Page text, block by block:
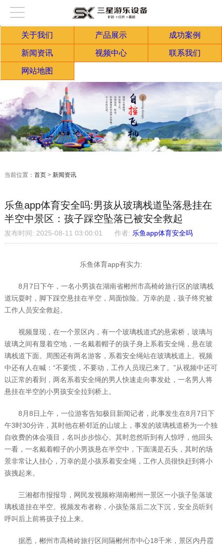
关于我们 产品展示 成功案例
新闻资讯 视频中心 联系我们
网站地图
当前位置： 首页> 新闻资讯
乐鱼app体育安全吗:男孩从玻璃栈道坠落悬挂在
半空中景区：孩子踩空坠落已被安全救起
发布时间: 2025-08-11 03:00:01 作者: 乐鱼app体育安全吗
乐鱼体育app有实力:
8月7日下午，一名小男孩在湖南省郴州市高椅岭旅行区的玻璃栈
道玩耍时，脚下踩空悬挂在半空，局面惊险。万幸的是，孩子终究被
工作人员安全救起。
视频显现，在一个景区内，有一个玻璃栈道式的悬索桥，玻璃与
玻璃之间有显着空地，一名戴着帽子的孩子身上系着安全绳，悬在玻
璃栈道下面。周围还有两名游客，系着安全绳站在玻璃栈道上。视频
中还有人在喊：“不要慌，不要动，工作人员现已来了。”从视频中还可
以正常的看到，两名系着安全绳的男人快速走向事发处，一名男人将
悬挂在半空的小男孩安全拉到桥上。
8月8日上午，一位游客告知极目新闻记者，此事发生在8月7日下
午3时30分许，其时他在桥邻近的山坡上，事发的玻璃栈道桥为一个独
自收费的体会项目，名叫步步惊心。其时忽然听到有人惊呼，他回头
一看，一名戴着帽子的小男孩悬在半空中，下面满是石头，其时的场
景非常让人挂心，万幸的是小孩系着安全绳，工作人员很快赶到将小
孩拽起来。
三湘都市报报导，网民发视频称湖南郴州一景区一小孩子坠落玻
璃栈道挂在半空。视频发布者称，小孩坠落后二次下沉，安全员听到
呼叫后上前将孩子拉上来。
据悉，郴州市高椅岭旅行区间隔郴州市中心18千米，景区内丹霞